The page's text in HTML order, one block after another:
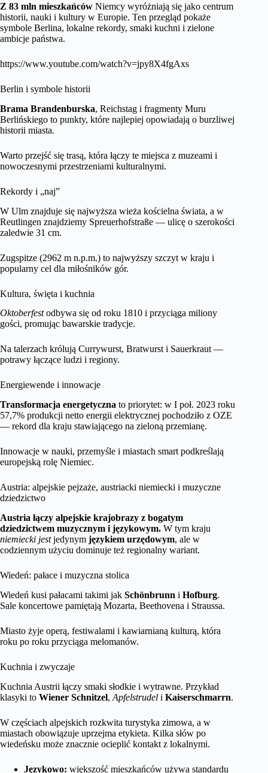
Z 83 mln mieszkańców Niemcy wyróżniają się jako centrum
historii, nauki i kultury w Europie. Ten przegląd pokaże
symbole Berlina, lokalne rekordy, smaki kuchni i zielone
ambicje państwa.
https://www.youtube.com/watch?v=jpy8X4fgAxs
Berlin i symbole historii
Brama Brandenburska, Reichstag i fragmenty Muru
Berlińskiego to punkty, które najlepiej opowiadają o burzliwej
historii miasta.
Warto przejść się trasą, która łączy te miejsca z muzeami i
nowoczesnymi przestrzeniami kulturalnymi.
Rekordy i „naj”
W Ulm znajduje się najwyższa wieża kościelna świata, a w
Reutlingen znajdziemy Spreuerhofstraße — ulicę o szerokości
zaledwie 31 cm.
Zugspitze (2962 m n.p.m.) to najwyższy szczyt w kraju i
popularny cel dla miłośników gór.
Kultura, święta i kuchnia
Oktoberfestodbywa się od roku 1810 i przyciąga miliony
gości, promując bawarskie tradycje.
Na talerzach królują Currywurst, Bratwurst i Sauerkraut —
potrawy łączące ludzi i regiony.
Energiewende i innowacje
Transformacja energetyczna to priorytet: w I poł. 2023 roku
57,7% produkcji netto energii elektrycznej pochodziło z OZE
— rekord dla kraju stawiającego na zieloną przemianę.
Innowacje w nauki, przemyśle i miastach smart podkreślają
europejską rolę Niemiec.
Austria: alpejskie pejzaże, austriacki niemiecki i muzyczne
dziedzictwo
Austria łączy alpejskie krajobrazy z bogatym
dziedzictwem muzycznym i językowym. W tym kraju
niemiecki jestjedynym językiem urzędowym, ale w
codziennym użyciu dominuje też regionalny wariant.
Wiedeń: pałace i muzyczna stolica
Wiedeń kusi pałacami takimi jak Schönbrunn i Hofburg.
Sale koncertowe pamiętają Mozarta, Beethovena i Straussa.
Miasto żyje operą, festiwalami i kawiarnianą kulturą, która
roku po roku przyciąga melomanów.
Kuchnia i zwyczaje
Kuchnia Austrii łączy smaki słodkie i wytrawne. Przykład
klasyki to Wiener Schnitzel, Apfelstrudel i Kaiserschmarrn.
W częściach alpejskich rozkwita turystyka zimowa, a w
miastach obowiązuje uprzejma etykieta. Kilka słów po
wiedeńsku może znacznie ocieplić kontakt z lokalnymi.
Językowo: większość mieszkańców używa standardu